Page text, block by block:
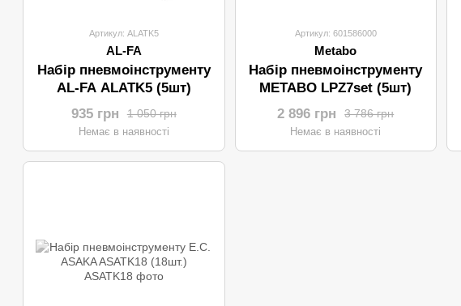
Артикул: ALATK5
AL-FA
Набір пневмоінструменту
AL-FA ALATK5 (5шт)
1 050 грн
935 грн
Немає в наявності
Артикул: 601586000
Metabo
Набір пневмоінструменту
METABO LPZ7set (5шт)
3 786 грн
2 896 грн
Немає в наявності